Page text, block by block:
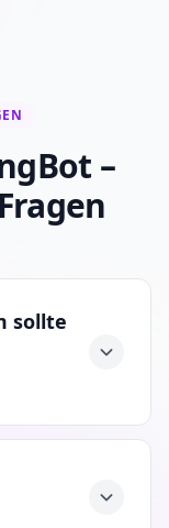
–
sollte